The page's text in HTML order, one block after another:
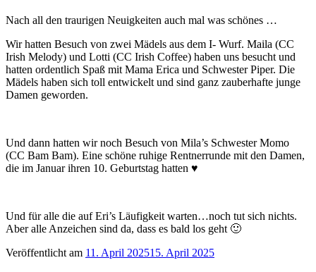
Nach all den traurigen Neuigkeiten auch mal was schönes …
Wir hatten Besuch von zwei Mädels aus dem I- Wurf. Maila (CC
Irish Melody) und Lotti (CC Irish Coffee) haben uns besucht und
hatten ordentlich Spaß mit Mama Erica und Schwester Piper. Die
Mädels haben sich toll entwickelt und sind ganz zauberhafte junge
Damen geworden.
Und dann hatten wir noch Besuch von Mila’s Schwester Momo
(CC Bam Bam). Eine schöne ruhige Rentnerrunde mit den Damen,
die im Januar ihren 10. Geburtstag hatten ♥
Und für alle die auf Eri’s Läufigkeit warten…noch tut sich nichts.
Aber alle Anzeichen sind da, dass es bald los geht 🙂
Veröffentlicht am 11. April 202515. April 2025